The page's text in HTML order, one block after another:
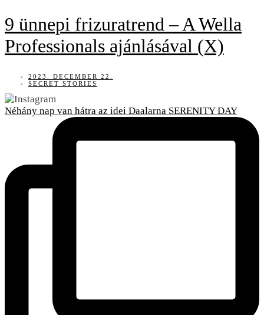
9 ünnepi frizuratrend – A Wella
Professionals ajánlásával (X)
2023. DECEMBER 22.
SECRET STORIES
Néhány nap van hátra az idei Daalarna SERENITY DAY